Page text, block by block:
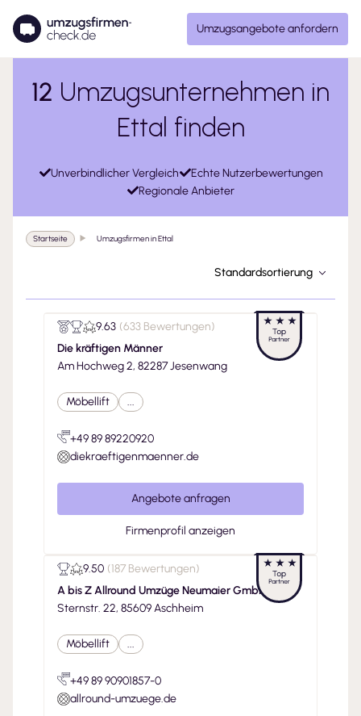
Umzugsangebote anfordern
12 Umzugsunternehmen in
Ettal finden
Unverbindlicher Vergleich
Echte Nutzerbewertungen
Regionale Anbieter
Startseite Umzugsfirmen in Ettal
Standardsortierung
9.63 (633 Bewertungen)
Die kräftigen Männer
Am Hochweg 2, 82287 Jesenwang
Möbellift ...
+49 89 89220920
diekraeftigenmaenner.de
Angebote anfragen
Firmenprofil anzeigen
9.50 (187 Bewertungen)
A bis Z Allround Umzüge Neumaier GmbH
Sternstr. 22, 85609 Aschheim
Möbellift ...
+49 89 90901857-0
allround-umzuege.de